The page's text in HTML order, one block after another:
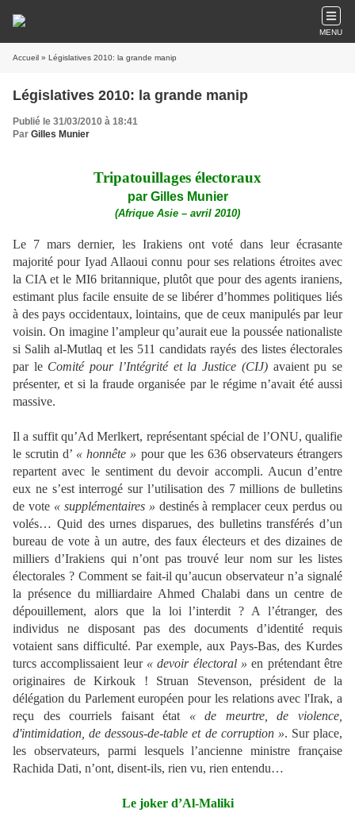
MENU
Accueil » Législatives 2010: la grande manip
Législatives 2010: la grande manip
Publié le 31/03/2010 à 18:41
Par Gilles Munier
Tripatouillages électoraux
par Gilles Munier
(Afrique Asie – avril 2010)
Le 7 mars dernier, les Irakiens ont voté dans leur écrasante
majorité pour Iyad Allaoui connu pour ses relations étroites avec
la CIA et le MI6 britannique, plutôt que pour des agents iraniens,
estimant plus facile ensuite de se libérer d’hommes politiques liés
à des pays occidentaux, lointains, que de ceux manipulés par leur
voisin. On imagine l’ampleur qu’aurait eue la poussée nationaliste
si Salih al-Mutlaq et les 511 candidats rayés des listes électorales
par le Comité pour l’Intégrité et la Justice (CIJ) avaient pu se
présenter, et si la fraude organisée par le régime n’avait été aussi
massive.
Il a suffit qu’Ad Merlkert, représentant spécial de l’ONU, qualifie
le scrutin d’ « honnête » pour que les 636 observateurs étrangers
repartent avec le sentiment du devoir accompli. Aucun d’entre
eux ne s’est interrogé sur l’utilisation des 7 millions de bulletins
de vote « supplémentaires » destinés à remplacer ceux perdus ou
volés… Quid des urnes disparues, des bulletins transférés d’un
bureau de vote à un autre, des faux électeurs et des dizaines de
milliers d’Irakiens qui n’ont pas trouvé leur nom sur les listes
électorales ? Comment se fait-il qu’aucun observateur n’a signalé
la présence du milliardaire Ahmed Chalabi dans un centre de
dépouillement, alors que la loi l’interdit ? A l’étranger, des
individus ne disposant pas des documents d’identité requis
votaient sans difficulté. Par exemple, aux Pays-Bas, des Kurdes
turcs accomplissaient leur « devoir électoral » en prétendant être
originaires de Kirkouk ! Struan Stevenson, président de la
délégation du Parlement européen pour les relations avec l'Irak, a
reçu des courriels faisant état « de meurtre, de violence,
d'intimidation, de dessous-de-table et de corruption ». Sur place,
les observateurs, parmi lesquels l’ancienne ministre française
Rachida Dati, n’ont, disent-ils, rien vu, rien entendu…
Le joker d’Al-Maliki